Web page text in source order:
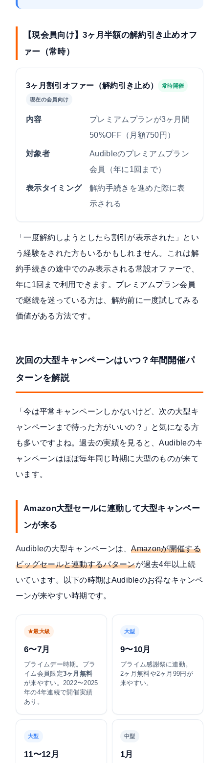
【現会員向け】3ヶ月半額の解約引き止めオフ
ァー（常時）
3ヶ月割引オファー（解約引き止め） 常時開催
現在の会員向け
内容
プレミアムプランが3ヶ月間
50%OFF（月額750円）
対象者
Audibleのプレミアムプラン
会員（年に1回まで）
表示タイミング
解約手続きを進めた際に表
示される
「一度解約しようとしたら割引が表示された」とい
う経験をされた方もいるかもしれません。これは解
約手続きの途中でのみ表示される常設オファーで、
年に1回まで利用できます。プレミアムプラン会員
で継続を迷っている方は、解約前に一度試してみる
価値がある方法です。
次回の大型キャンペーンはいつ？年間開催パ
ターンを解説
「今は平常キャンペーンしかないけど、次の大型キ
ャンペーンまで待った方がいいの？」と気になる方
も多いですよね。過去の実績を見ると、Audibleのキ
ャンペーンはほぼ毎年同じ時期に大型のものが来て
います。
Amazon大型セールに連動して大型キャンペー
ンが来る
Audibleの大型キャンペーンは、Amazonが開催する
ビッグセールと連動するパターンが過去4年以上続
いています。以下の時期はAudibleのお得なキャンペ
ーンが来やすい時期です。
★最大級
6〜7月
プライムデー時期。プラ
イム会員限定3ヶ月無料
が来やすい。2022〜2025
年の4年連続で開催実績
あり。
大型
9〜10月
プライム感謝祭に連動。
2ヶ月無料や2ヶ月99円が
来やすい。
大型
11〜12月
中型
1月